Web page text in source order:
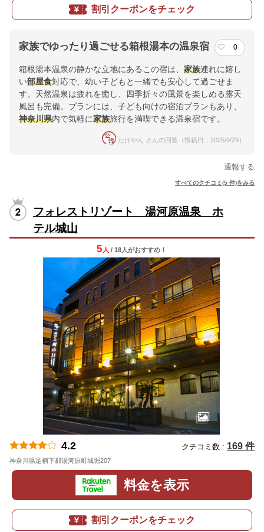
割引クーポンをチェック
家族でゆったり過ごせる箱根湯本の温泉宿 0
箱根湯本温泉の静かな立地にあるこの宿は、 家族連れに嬉し
い部屋食対応で、幼い子どもと一緒でも安心して過ごせま
す。天然温泉は疲れを癒し、四季折々の風景を楽しめる露天
風呂も完備。プランには、子ども向けの宿泊プランもあり、
神奈川県内で気軽に家族旅行を満喫できる温泉宿です。
たけやん さんの回答（投稿日：2025/9/29）
通報する
すべてのクチコミ(5 件)をみる
フォレストリゾート 湯河原温泉 ホ
テル城山
5 人 / 18人がおすすめ！
4.2 クチコミ数 : 169 件
神奈川県足柄下郡湯河原町城堀207
料金を表示
割引クーポンをチェック